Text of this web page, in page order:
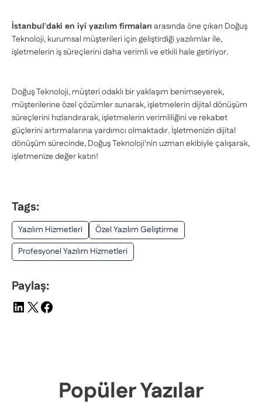
İstanbul'daki en iyi yazılım firmaları arasında öne çıkan Doğuş
Teknoloji, kurumsal müşterileri için geliştirdiği yazılımlar ile,
işletmelerin iş süreçlerini daha verimli ve etkili hale getiriyor.
Doğuş Teknoloji, müşteri odaklı bir yaklaşım benimseyerek,
müşterilerine özel çözümler sunarak, işletmelerin dijital dönüşüm
süreçlerini hızlandırarak, işletmelerin verimliliğini ve rekabet
güçlerini artırmalarına yardımcı olmaktadır. İşletmenizin dijital
dönüşüm sürecinde, Doğuş Teknoloji'nin uzman ekibiyle çalışarak,
işletmenize değer katın!
Tags:
Yazılım Hizmetleri
Özel Yazılım Geliştirme
Profesyonel Yazılım Hizmetleri
Paylaş:
Popüler Yazılar